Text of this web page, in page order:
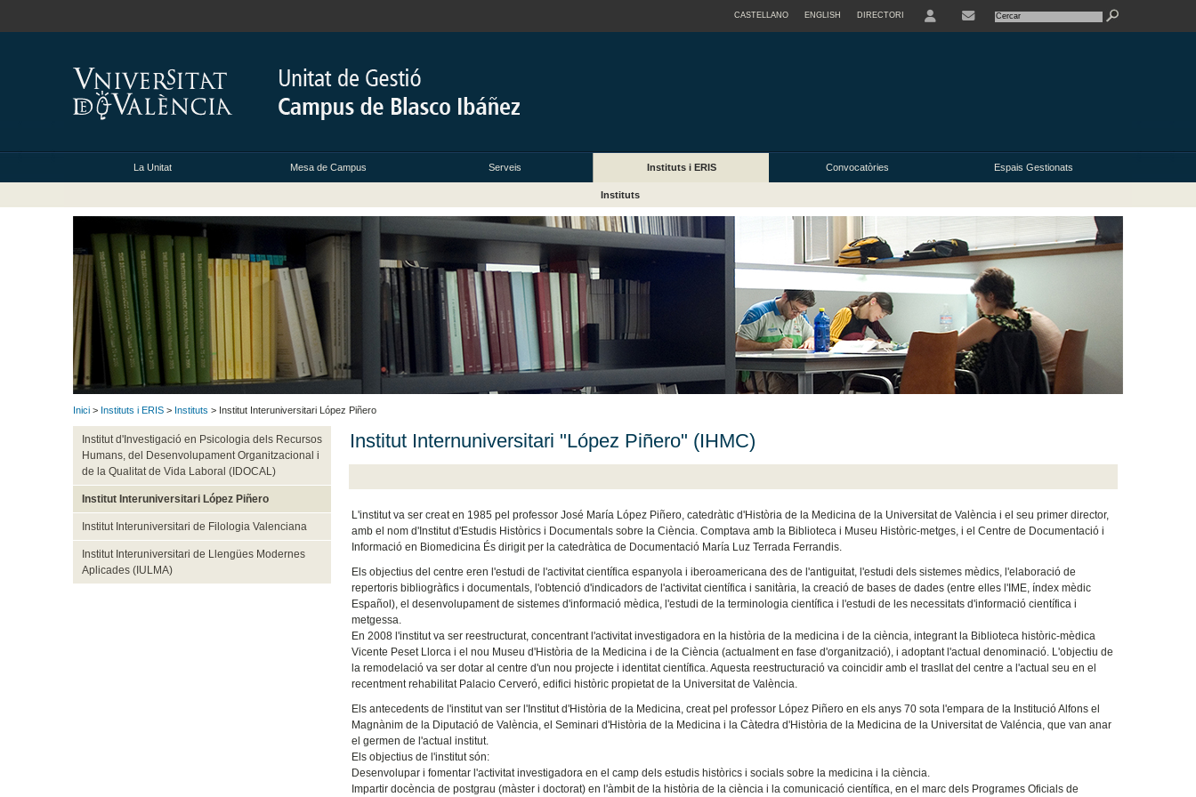
CASTELLANO ENGLISH DIRECTORI
La Unitat Mesa de Campus Serveis Instituts i ERIS Convocatòries Espais Gestionats
Instituts
Inici > Instituts i ERIS > Instituts > Institut Interuniversitari López Piñero
Institut d'Investigació en Psicologia dels Recursos
Humans, del Desenvolupament Organitzacional i
de la Qualitat de Vida Laboral (IDOCAL)
Institut Interuniversitari López Piñero
Institut Interuniversitari de Filologia Valenciana
Institut Interuniversitari de Llengües Modernes
Aplicades (IULMA)
Institut Internuniversitari "López Piñero" (IHMC)
L'institut va ser creat en 1985 pel professor José María López Piñero, catedràtic d'Història de la Medicina de la Universitat de València i el seu primer director,
amb el nom d'Institut d'Estudis Històrics i Documentals sobre la Ciència. Comptava amb la Biblioteca i Museu Històric-metges, i el Centre de Documentació i
Informació en Biomedicina És dirigit per la catedràtica de Documentació María Luz Terrada Ferrandis.
Els objectius del centre eren l'estudi de l'activitat científica espanyola i iberoamericana des de l'antiguitat, l'estudi dels sistemes mèdics, l'elaboració de
repertoris bibliogràfics i documentals, l'obtenció d'indicadors de l'activitat científica i sanitària, la creació de bases de dades (entre elles l'IME, índex mèdic
Español), el desenvolupament de sistemes d'informació mèdica, l'estudi de la terminologia científica i l'estudi de les necessitats d'informació científica i
metgessa.
En 2008 l'institut va ser reestructurat, concentrant l'activitat investigadora en la història de la medicina i de la ciència, integrant la Biblioteca històric-mèdica
Vicente Peset Llorca i el nou Museu d'Història de la Medicina i de la Ciència (actualment en fase d'organització), i adoptant l'actual denominació. L'objectiu de
la remodelació va ser dotar al centre d'un nou projecte i identitat científica. Aquesta reestructuració va coincidir amb el trasllat del centre a l'actual seu en el
recentment rehabilitat Palacio Cerveró, edifici històric propietat de la Universitat de València.
Els antecedents de l'institut van ser l'Institut d'Història de la Medicina, creat pel professor López Piñero en els anys 70 sota l'empara de la Institució Alfons el
Magnànim de la Diputació de València, el Seminari d'Història de la Medicina i la Càtedra d'Història de la Medicina de la Universitat de Valéncia, que van anar
el germen de l'actual institut.
Els objectius de l'institut són:
Desenvolupar i fomentar l'activitat investigadora en el camp dels estudis històrics i socials sobre la medicina i la ciència.
Impartir docència de postgrau (màster i doctorat) en l'àmbit de la història de la ciència i la comunicació científica, en el marc dels Programes Oficials de